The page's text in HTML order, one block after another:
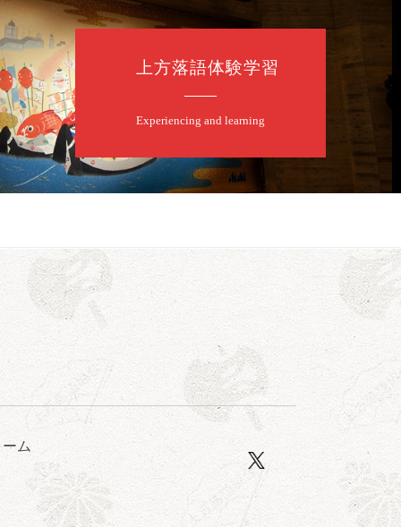
く」／露の都「子は鎹」
利／笑福亭仁福／幸助福助（漫才）／桂春若
上方落語体験学習
Experiencing and learning
ム